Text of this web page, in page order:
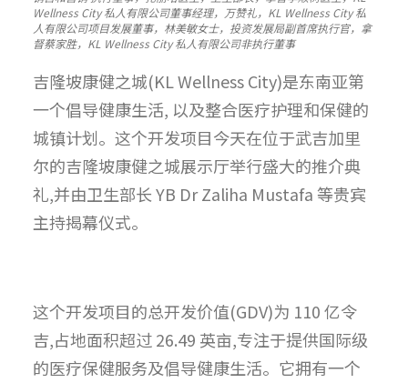
Wellness City 私人有限公司董事经理，万赞礼，KL Wellness City 私
人有限公司项目发展董事，林美敏女士，投资发展局副首席执行官，拿
督蔡家胜，KL Wellness City 私人有限公司非执行董事
吉隆坡康健之城(KL Wellness City)是东南亚第
一个倡导健康生活, 以及整合医疗护理和保健的
城镇计划。这个开发项目今天在位于武吉加里
尔的吉隆坡康健之城展示厅举行盛大的推介典
礼,并由卫生部长 YB Dr Zaliha Mustafa 等贵宾
主持揭幕仪式。
这个开发项目的总开发价值(GDV)为 110 亿令
吉,占地面积超过 26.49 英亩,专注于提供国际级
的医疗保健服务及倡导健康生活。它拥有一个